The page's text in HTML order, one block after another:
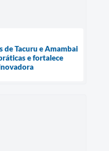
de Tacuru e Amambai
e fortalece